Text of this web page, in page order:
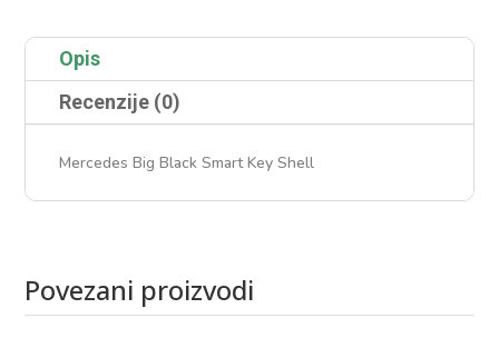
Opis
Recenzije (0)
Mercedes Big Black Smart Key Shell
Povezani proizvodi
Povezani proizvodi